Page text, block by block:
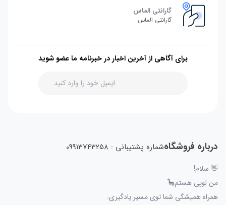
گارانتی الماس
گارانتی الماس
برای آگاهی از آخرین اخبار در خبرنامه ما عضو شوید
درباره فروشگاهشماره پشتیبانی : 09913743258
👋 سلام!
من لوپی هستم🦕
همراه همیشگی شما توی مسیر یادگیری.